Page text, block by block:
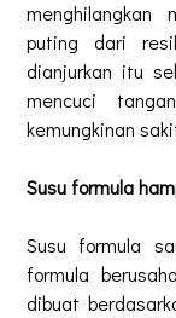
menghilangkan
puting dari
dianjurkan itu
mencuci
kemungkinan
Susu formula
Susu formula
formula
dibuat